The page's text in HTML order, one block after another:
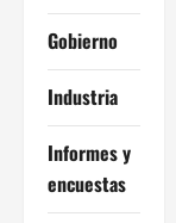
Gobierno
Industria
Informes y
encuestas